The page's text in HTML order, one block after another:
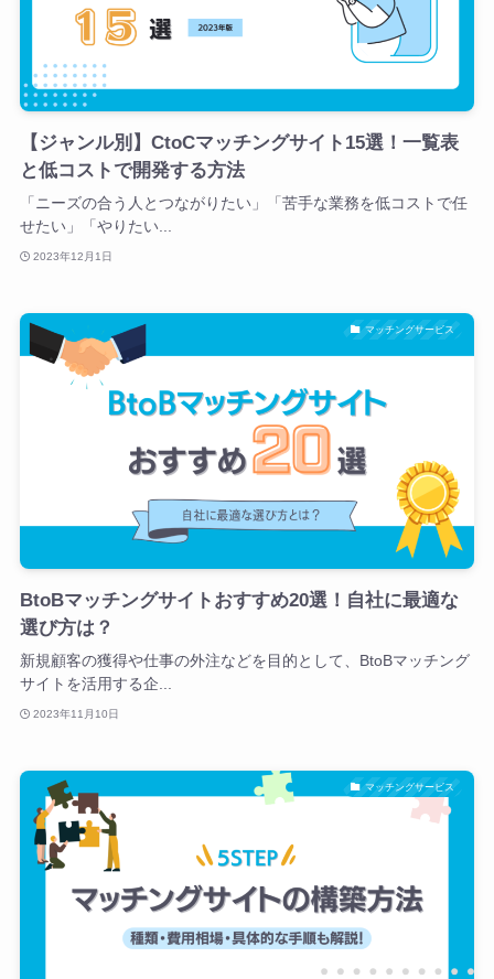
【ジャンル別】CtoCマッチングサイト15選！一覧表
と低コストで開発する方法
「ニーズの合う人とつながりたい」「苦手な業務を低コストで任
せたい」「やりたい...
2023年12月1日
マッチングサービス
BtoBマッチングサイトおすすめ20選！自社に最適な
選び方は？
新規顧客の獲得や仕事の外注などを目的として、BtoBマッチング
サイトを活用する企...
2023年11月10日
マッチングサービス